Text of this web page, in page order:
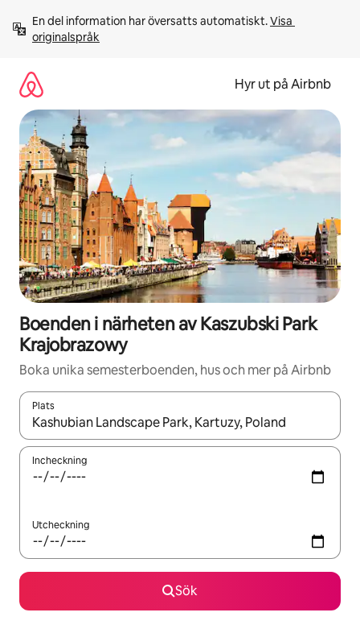
innehåll
En del information har översatts automatiskt. Visa
originalspråk
Hyr ut på Airbnb
Boenden i närheten av Kaszubski Park
Krajobrazowy
Boka unika semesterboenden, hus och mer på Airbnb
Plats
När resultaten är tillgängliga kan du navigera med upp- och
Incheckning
Utcheckning
Sök